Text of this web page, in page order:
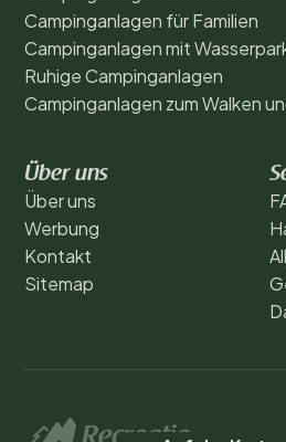
Campinganlagen für Familien
Campinganlagen mit
Ruhige Campinganlagen
Campinganlagen zum Walken
Über uns
Über uns
Werbung
Kontakt
Sitemap